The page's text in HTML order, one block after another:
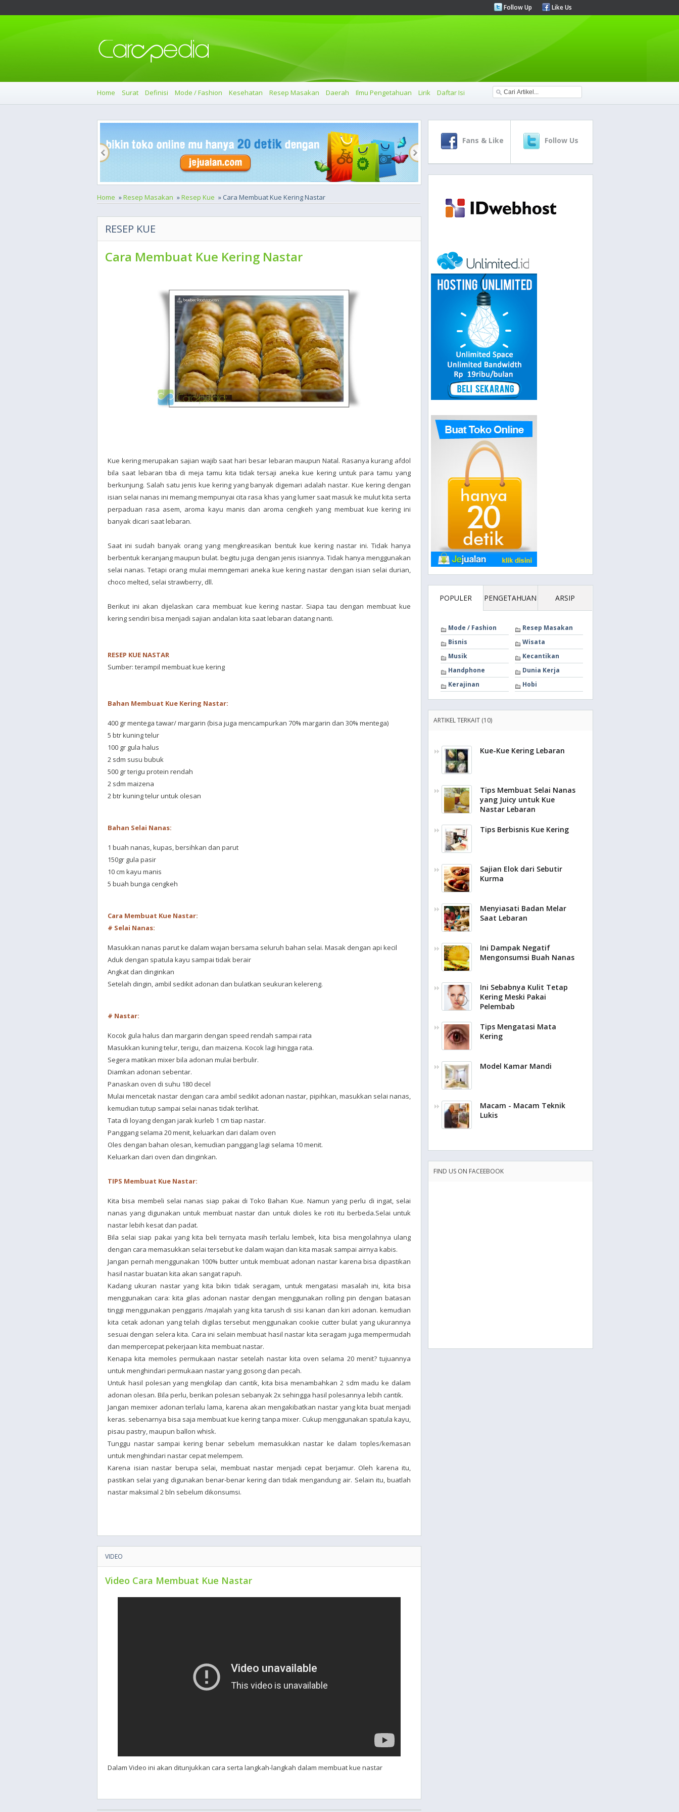
Follow Up Like Us
Home Surat Definisi Mode / Fashion Kesehatan Resep Masakan Daerah Ilmu Pengetahuan Lirik Daftar Isi
Home »Resep Masakan »Resep Kue » Cara Membuat Kue Kering Nastar
RESEP KUE
Cara Membuat Kue Kering Nastar
Kue kering merupakan sajian wajib saat hari besar lebaran maupun Natal. Rasanya kurang afdol
bila saat lebaran tiba di meja tamu kita tidak tersaji aneka kue kering untuk para tamu yang
berkunjung. Salah satu jenis kue kering yang banyak digemari adalah nastar. Kue kering dengan
isian selai nanas ini memang mempunyai cita rasa khas yang lumer saat masuk ke mulut kita serta
perpaduan rasa asem, aroma kayu manis dan aroma cengkeh yang membuat kue kering ini
banyak dicari saat lebaran.
Saat ini sudah banyak orang yang mengkreasikan bentuk kue kering nastar ini. Tidak hanya
berbentuk keranjang maupun bulat. begitu juga dengan jenis isiannya. Tidak hanya menggunakan
selai nanas. Tetapi orang mulai memngemari aneka kue kering nastar dengan isian selai durian,
choco melted, selai strawberry, dll.
Berikut ini akan dijelaskan cara membuat kue kering nastar. Siapa tau dengan membuat kue
kering sendiri bisa menjadi sajian andalan kita saat lebaran datang nanti.
RESEP KUE NASTAR
Sumber: terampil membuat kue kering
Bahan Membuat Kue Kering Nastar:
400 gr mentega tawar/ margarin (bisa juga mencampurkan 70% margarin dan 30% mentega)
5 btr kuning telur
100 gr gula halus
2 sdm susu bubuk
500 gr terigu protein rendah
2 sdm maizena
2 btr kuning telur untuk olesan
Bahan Selai Nanas:
1 buah nanas, kupas, bersihkan dan parut
150gr gula pasir
10 cm kayu manis
5 buah bunga cengkeh
Cara Membuat Kue Nastar:
# Selai Nanas:
Masukkan nanas parut ke dalam wajan bersama seluruh bahan selai. Masak dengan api kecil
Aduk dengan spatula kayu sampai tidak berair
Angkat dan dinginkan
Setelah dingin, ambil sedikit adonan dan bulatkan seukuran kelereng.
# Nastar:
Kocok gula halus dan margarin dengan speed rendah sampai rata
Masukkan kuning telur, terigu, dan maizena. Kocok lagi hingga rata.
Segera matikan mixer bila adonan mulai berbulir.
Diamkan adonan sebentar.
Panaskan oven di suhu 180 decel
Mulai mencetak nastar dengan cara ambil sedikit adonan nastar, pipihkan, masukkan selai nanas,
kemudian tutup sampai selai nanas tidak terlihat.
Tata di loyang dengan jarak kurleb 1 cm tiap nastar.
Panggang selama 20 menit, keluarkan dari dalam oven
Oles dengan bahan olesan, kemudian panggang lagi selama 10 menit.
Keluarkan dari oven dan dinginkan.
TIPS Membuat Kue Nastar:
Kita bisa membeli selai nanas siap pakai di Toko Bahan Kue. Namun yang perlu di ingat, selai
nanas yang digunakan untuk membuat nastar dan untuk dioles ke roti itu berbeda.Selai untuk
nastar lebih kesat dan padat.
Bila selai siap pakai yang kita beli ternyata masih terlalu lembek, kita bisa mengolahnya ulang
dengan cara memasukkan selai tersebut ke dalam wajan dan kita masak sampai airnya kabis.
Jangan pernah menggunakan 100% butter untuk membuat adonan nastar karena bisa dipastikan
hasil nastar buatan kita akan sangat rapuh.
Kadang ukuran nastar yang kita bikin tidak seragam, untuk mengatasi masalah ini, kita bisa
menggunakan cara: kita gilas adonan nastar dengan menggunakan rolling pin dengan batasan
tinggi menggunakan penggaris /majalah yang kita tarush di sisi kanan dan kiri adonan. kemudian
kita cetak adonan yang telah digilas tersebut menggunakan cookie cutter bulat yang ukurannya
sesuai dengan selera kita. Cara ini selain membuat hasil nastar kita seragam juga mempermudah
dan mempercepat pekerjaan kita membuat nastar.
Kenapa kita memoles permukaan nastar setelah nastar kita oven selama 20 menit? tujuannya
untuk menghindari permukaan nastar yang gosong dan pecah.
Untuk hasil polesan yang mengkilap dan cantik, kita bisa menambahkan 2 sdm madu ke dalam
adonan olesan. Bila perlu, berikan polesan sebanyak 2x sehingga hasil polesannya lebih cantik.
Jangan memixer adonan terlalu lama, karena akan mengakibatkan nastar yang kita buat menjadi
keras. sebenarnya bisa saja membuat kue kering tanpa mixer. Cukup menggunakan spatula kayu,
pisau pastry, maupun ballon whisk.
Tunggu nastar sampai kering benar sebelum memasukkan nastar ke dalam toples/kemasan
untuk menghindari nastar cepat melempem.
Karena isian nastar berupa selai, membuat nastar menjadi cepat berjamur. Oleh karena itu,
pastikan selai yang digunakan benar-benar kering dan tidak mengandung air. Selain itu, buatlah
nastar maksimal 2 bln sebelum dikonsumsi.
VIDEO
Video Cara Membuat Kue Nastar
Dalam Video ini akan ditunjukkan cara serta langkah-langkah dalam membuat kue nastar
Fans & Like Follow Us
POPULER PENGETAHUAN ARSIP
Mode / Fashion
Resep Masakan
Bisnis
Wisata
Musik
Kecantikan
Handphone
Dunia Kerja
Kerajinan
Hobi
ARTIKEL TERKAIT (10)
Kue-Kue Kering Lebaran
Tips Membuat Selai Nanas
yang Juicy untuk Kue
Nastar Lebaran
Tips Berbisnis Kue Kering
Sajian Elok dari Sebutir
Kurma
Menyiasati Badan Melar
Saat Lebaran
Ini Dampak Negatif
Mengonsumsi Buah Nanas
Ini Sebabnya Kulit Tetap
Kering Meski Pakai
Pelembab
Tips Mengatasi Mata
Kering
Model Kamar Mandi
Macam - Macam Teknik
Lukis
FIND US ON FACEEBOOK